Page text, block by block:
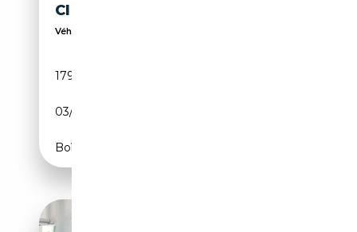
CI
Véhicule restaurée à NEUF
179 900 km
03/2014
Boîte manuelle